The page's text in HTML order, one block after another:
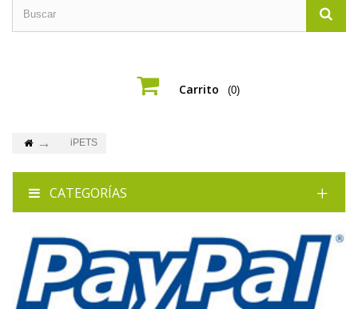
Carrito (0)
iPETS
CATEGORÍAS